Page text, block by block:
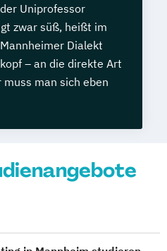
Uniprofessor
zwar süß, heißt im
Dialekt
– an die direkte Art
man sich eben